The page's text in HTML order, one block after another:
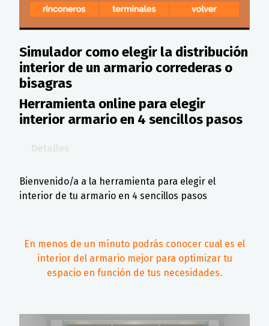
Simulador como elegir la distribución
interior de un armario correderas o
bisagras
Herramienta online para elegir
interior armario en 4 sencillos pasos
Bienvenido/a a la herramienta para elegir el
interior de tu armario en 4 sencillos pasos
En menos de un mínuto podrás conocer cual es el
interior del armario mejor para optimizar tu
espacio en función de tus necesidades.